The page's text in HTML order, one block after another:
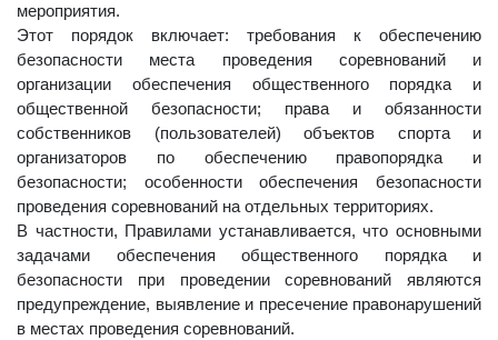
мероприятия.
Этот порядок включает: требования к обеспечению
безопасности места проведения соревнований и
организации обеспечения общественного порядка и
общественной безопасности; права и обязанности
собственников (пользователей) объектов спорта и
организаторов по обеспечению правопорядка и
безопасности; особенности обеспечения безопасности
проведения соревнований на отдельных территориях.
В частности, Правилами устанавливается, что основными
задачами обеспечения общественного порядка и
безопасности при проведении соревнований являются
предупреждение, выявление и пресечение правонарушений
в местах проведения соревнований.